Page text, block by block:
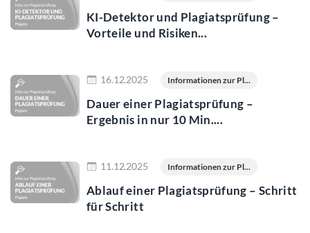
KI-Detektor und Plagiatsprüfung –
Vorteile und Risiken...
16.12.2025 Informationen zur Pl...
Dauer einer Plagiatsprüfung –
Ergebnis in nur 10 Min....
11.12.2025 Informationen zur Pl...
Ablauf einer Plagiatsprüfung – Schritt
für Schritt